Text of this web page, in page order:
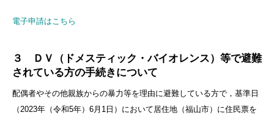
電子申請はこちら
３ ＤＶ（ドメスティック・バイオレンス）等で避難
されている方の手続きについて
配偶者やその他親族からの暴力等を理由に避難している方で，基準日
（2023年（令和5年）6月1日）において居住地（福山市）に住民票を